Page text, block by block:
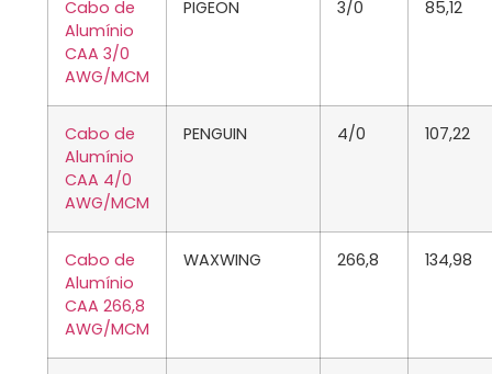
Cabo de
Alumínio
CAA 3/0
AWG/MCM
PIGEON 3/0 85,12
Cabo de
Alumínio
CAA 4/0
AWG/MCM
PENGUIN 4/0 107,22
Cabo de
Alumínio
CAA 266,8
AWG/MCM
WAXWING 266,8 134,98